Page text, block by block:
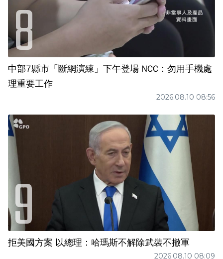
中部7縣市「斷網演練」下午登場 NCC：勿用手機處
理重要工作
2026.08.10 08:56
拒美國方案 以總理：哈瑪斯不解除武裝不撤軍
2026.08.10 08:09